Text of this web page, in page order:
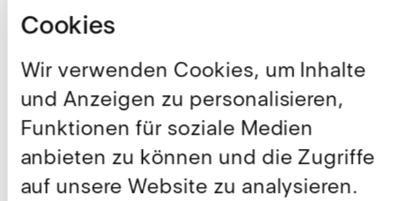
Cookies
Wir verwenden Cookies, um Inhalte
und Anzeigen zu personalisieren,
Funktionen für soziale Medien
anbieten zu können und die Zugriffe
auf unsere Website zu analysieren.